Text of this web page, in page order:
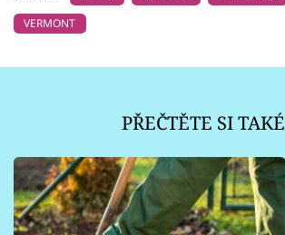
VERMONT
PŘEČTĚTE SI TAKÉ